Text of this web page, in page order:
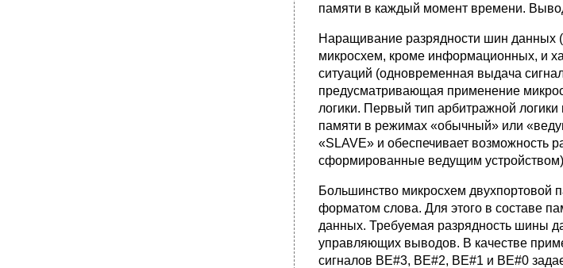
памяти в каждый момент времени.
Наращивание разрядности шин данных
микросхем, кроме информационных, и
ситуаций (одновременная выдача
предусматривающая применение
логики. Первый тип арбитражной
памяти в режимах «обычный» или
«SLAVE» и обеспечивает возможность
сформированные ведущим
Большинство микросхем
форматом слова. Для этого в составе
данных. Требуемая разрядность шины
управляющих выводов. В качестве
сигналов BE#3, BE#2, BE#1 и BE#0